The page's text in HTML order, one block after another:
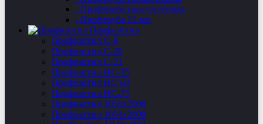
- Профтруба толстостенная
- Профтруба 15 мм
Профнастил
Профнастил C-8
Профнастил С-20
Профнастил C-21
Профнастил НС-35
Профнастил НС-60
Профнастил НС-75
Профнастил 1050х2000
Профнастил 1054х2000